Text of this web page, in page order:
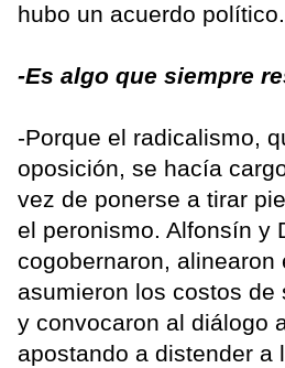
hubo un acuerdo político.
-Es algo que siempre
-Porque el radicalismo,
oposición, se hacía
vez de ponerse a tirar
el peronismo. Alfonsín y
cogobernaron, alinearon
asumieron los costos de
y convocaron al diálogo
apostando a distender a